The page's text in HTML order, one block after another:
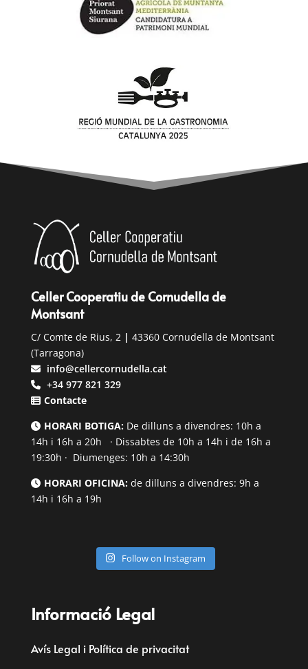
Celler Cooperatiu de Cornudella de
Montsant
C/ Comte de Rius, 2 | 43360 Cornudella de Montsant
(Tarragona)
info@cellercornudella.cat
+34 977 821 329
Contacte
HORARI BOTIGA:De dilluns a divendres: 10h a
14h i 16h a 20h · Dissabtes de 10h a 14h i de 16h a
19:30h · Diumenges: 10h a 14:30h
HORARI OFICINA:de dilluns a divendres: 9h a
14h i 16h a 19h
Follow on Instagram
Informació Legal
Avís Legal i Política de privacitat